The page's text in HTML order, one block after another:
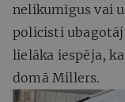
nelikumīgus vai
policisti
lielāka iespēja,
domā Millers.